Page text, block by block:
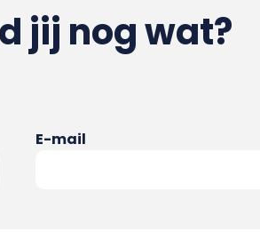
jij nog wat?
E-mail